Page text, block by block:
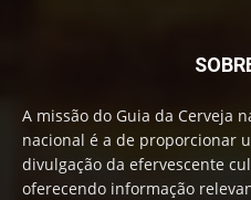
A missão do Guia da Cerveja
nacional é a de proporcionar
divulgação da efervescente
oferecendo informação